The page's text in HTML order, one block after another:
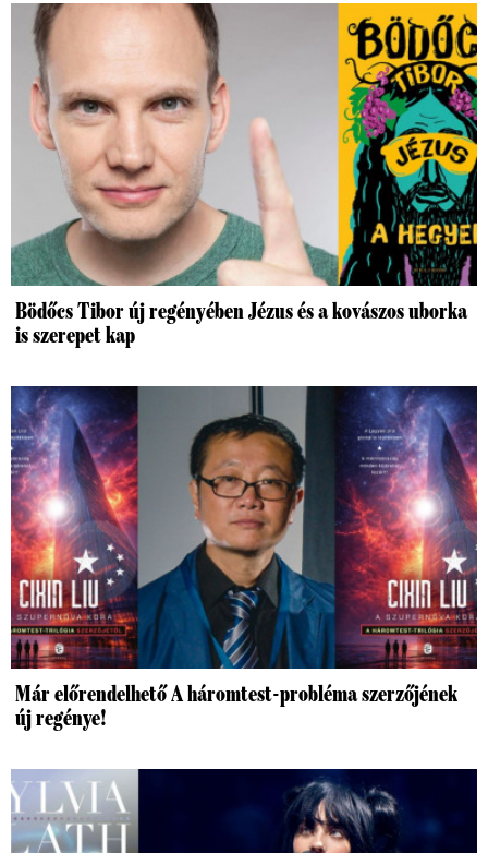
Bödőcs Tibor új regényében Jézus és a kovászos uborka
is szerepet kap
Már előrendelhető A háromtest-probléma szerzőjének
új regénye!